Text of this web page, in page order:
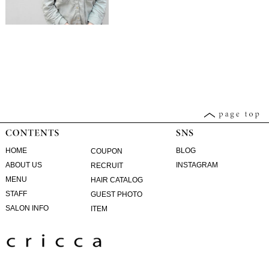
HOME
ABOUT US
MENU
STAFF
SALON INFO
COUPON
RECRUIT
HAIR CATALOG
GUEST PHOTO
ITEM
BLOG
INSTAGRAM